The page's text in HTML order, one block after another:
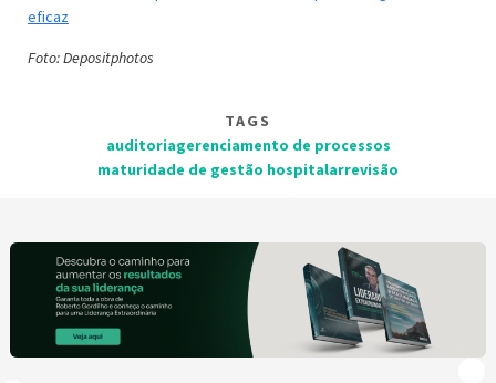
eficaz
Foto: Depositphotos
TAGS
auditoriagerenciamento de processos
maturidade de gestão hospitalarrevisão